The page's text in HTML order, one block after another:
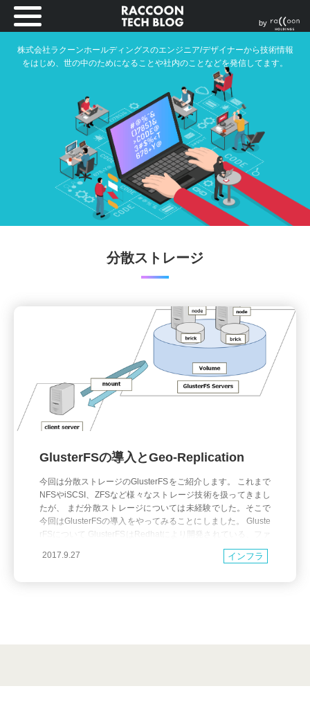
株式会社ラクーンホールディングスのエンジニア/デザイナーから技術情報
をはじめ、世の中のためになることや社内のことなどを発信してます。
by
分散ストレージ
GlusterFSの導入とGeo-Replication
今回は分散ストレージのGlusterFSをご紹介します。 これまで
NFSやiSCSI、ZFSなど様々なストレージ技術を扱ってきまし
たが、 まだ分散ストレージについては未経験でした。そこで
今回はGlusterFSの導入をやってみることにしました。 Gluste
rFSについて GlusterFSはRedhatにより開発されている、ファ
2017.9.27 インフラ